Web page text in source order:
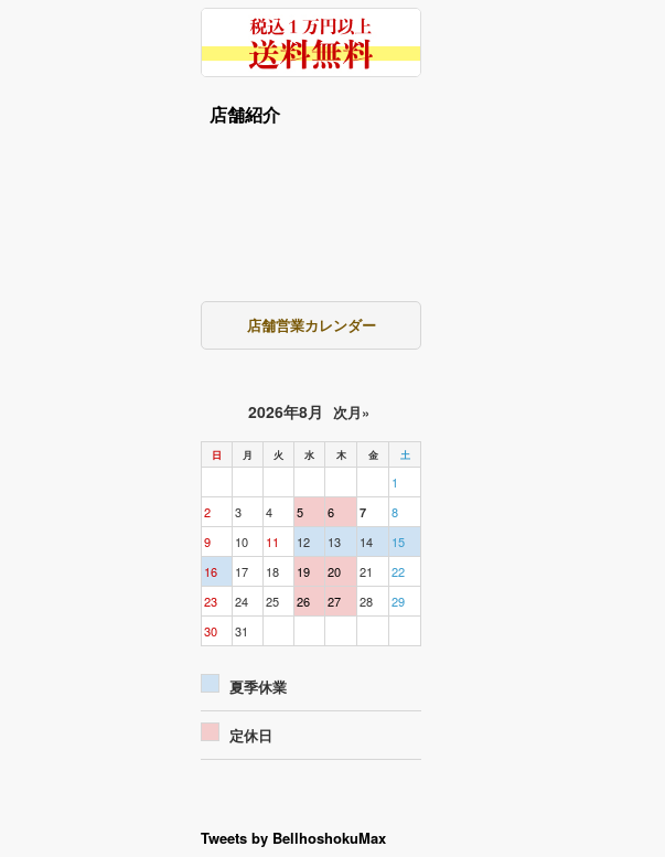
店舗紹介
店舗営業カレンダー
2026年8月 次月»
日 月 火 水 木 金 土
1
2
3 4 5 6 7
8
9
10 11 12 13 14
15
16
17 18 19 20 21
22
23
24 25 26 27 28
29
30
31
夏季休業
定休日
Tweets by BellhoshokuMax